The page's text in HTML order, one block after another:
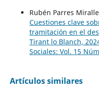
Rubén Parres
Cuestiones clave
tramitación en el
Tirant lo Blanch,
Sociales: Vol. 15
Artículos similares